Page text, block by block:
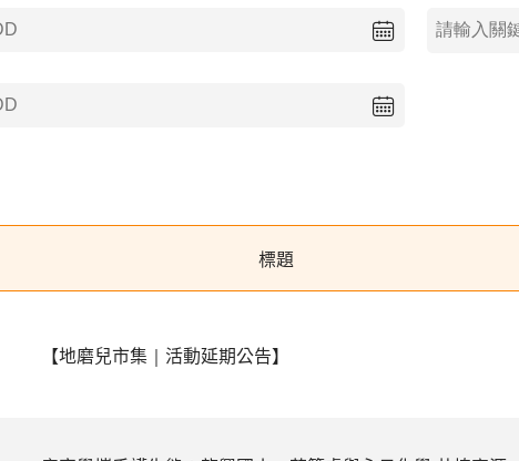
標題
【地磨兒市集｜活動延期公告】